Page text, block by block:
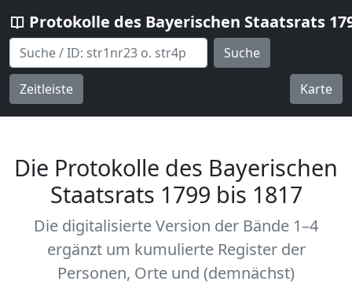
Protokolle des Bayerischen Staatsrats
Suche
Zeitleiste Karte
Die Protokolle des Bayerischen
Staatsrats 1799 bis 1817
Die digitalisierte Version der Bände 1–4
ergänzt um kumulierte Register der
Personen, Orte und (demnächst)